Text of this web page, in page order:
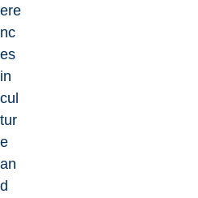
ere
nc
es
in
cul
tur
e
an
d